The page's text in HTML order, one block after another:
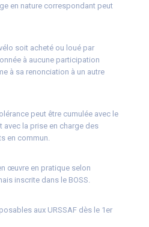
en nature correspondant peut
soit acheté ou loué par
à aucune participation
à sa renonciation à un autre
peut être cumulée avec le
la prise en charge des
en commun.
œuvre en pratique selon
inscrite dans le BOSS.
aux URSSAF dès le 1er